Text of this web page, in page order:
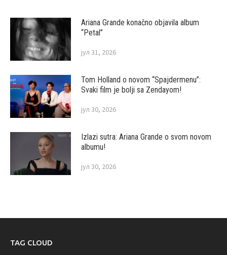
Ariana Grande konačno objavila album
“Petal”
јул 31, 2026
Tom Holland o novom “Spajdermenu”:
Svaki film je bolji sa Zendayom!
јул 30, 2026
Izlazi sutra: Ariana Grande o svom novom
albumu!
јул 30, 2026
TAG CLOUD